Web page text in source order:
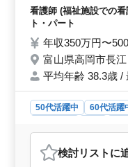
療に
活躍
の職
看護師 (福祉施設での
ト・パート
年収350万円〜
富山県高岡市長
平均年齢 38.3歳 /
50代活躍中 60代活躍
アルバイト
おすすめポイント
検討リスト に